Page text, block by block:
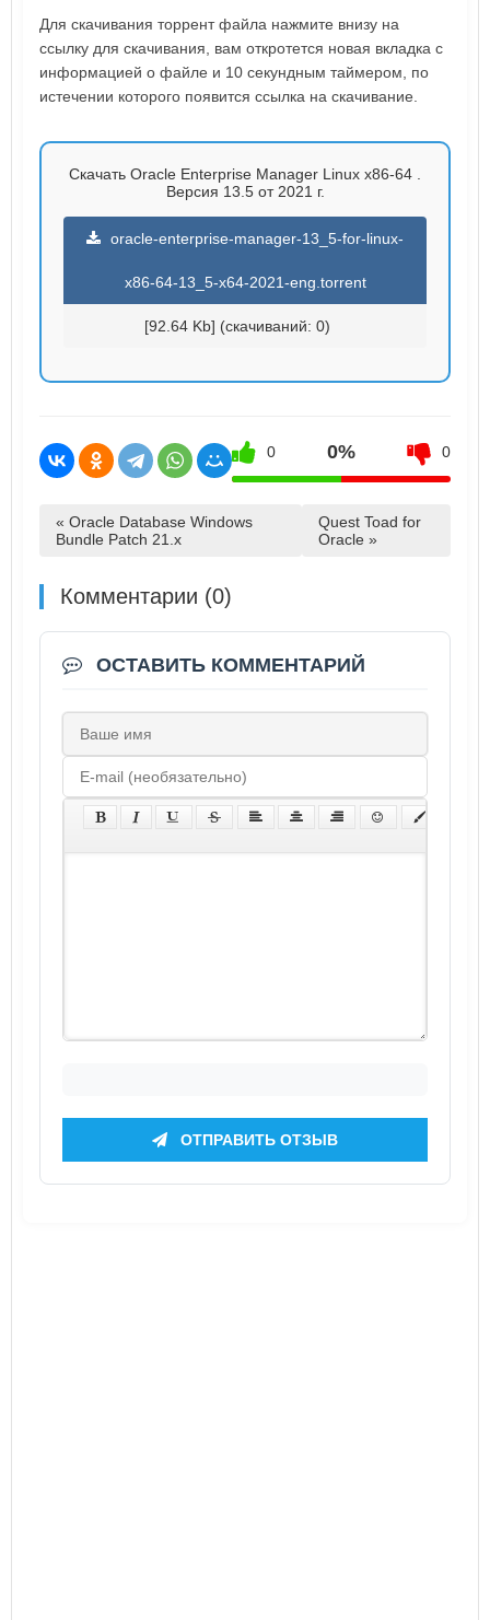
Для скачивания торрент файла нажмите внизу на
ссылку для скачивания, вам откротется новая вкладка с
информацией о файле и 10 секундным таймером, по
истечении которого появится ссылка на скачивание.
Скачать Oracle Enterprise Manager Linux x86-64 .
Версия 13.5 от 2021 г.
oracle-enterprise-manager-13_5-for-linux-
x86-64-13_5-x64-2021-eng.torrent
[92.64 Kb] (cкачиваний: 0)
0 0% 0
« Oracle Database Windows
Bundle Patch 21.x
Quest Toad for
Oracle »
Комментарии (0)
ОСТАВИТЬ КОММЕНТАРИЙ
ОТПРАВИТЬ ОТЗЫВ